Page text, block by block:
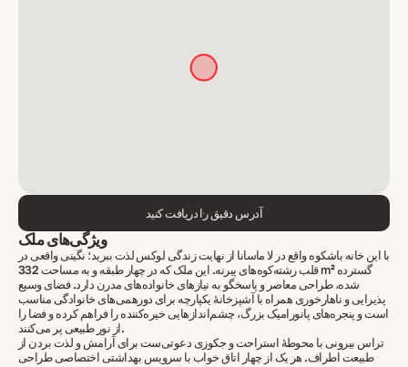
آدرس دقیق را دریافت کنید
ویژگی‌های ملک
با این خانه باشکوه واقع در لا ماسانا از نهایت زندگی لوکس لذت ببرید؛ نگینی واقعی در
قلب رشته‌کوه‌های پیرنه. این ملک که در چهار طبقه و به مساحت 332 m² گسترده
شده، طراحی معاصر و پاسخگو به نیازهای خانواده‌های مدرن دارد. فضای وسیع
پذیرایی و ناهارخوری همراه با آشپزخانهٔ یکپارچه برای دورهمی‌های خانوادگی مناسب
است و پنجره‌های پانورامیک بزرگ، چشم‌اندازهایی خیره‌کننده را فراهم کرده و فضا را
از نور طبیعی پر می‌کنند.
تراس بیرونی با محوطهٔ استراحت و جکوزی دعوتی‌ست برای آرامش و لذت بردن از
طبیعت اطراف. هر یک از چهار اتاق خواب با سرویس بهداشتی اختصاصی طراحی